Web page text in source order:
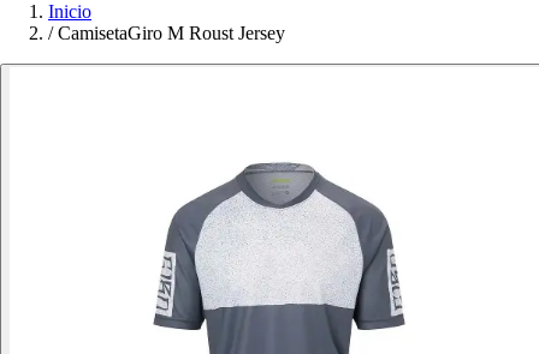
Inicio
/ CamisetaGiro M Roust Jersey